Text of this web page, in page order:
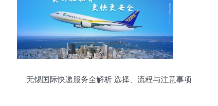
无锡国际快递服务全解析 选择、流程与注意事项